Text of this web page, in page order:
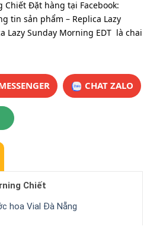
Chiết Đặt hàng tại Facebook:
tin sản phẩm – Replica Lazy
Lazy Sunday Morning EDT là chai
CHAT ZALO
Chiết
hoa Vial Đà Nẵng